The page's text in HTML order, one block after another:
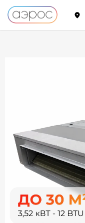
в наличии
в наличии
в наличии